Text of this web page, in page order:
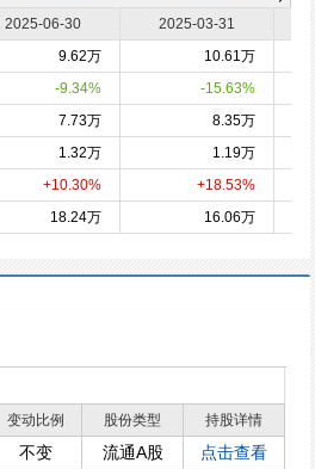
2025-06-30 2025-03-31
9.62万 10.61万
-9.34% -15.63%
7.73万 8.35万
1.32万 1.19万
+10.30% +18.53%
18.24万 16.06万
变动比例 股份类型 持股详情
不变 流通A股
点击查看